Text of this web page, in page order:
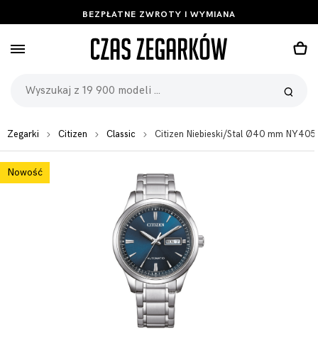
BEZPŁATNE ZWROTY I WYMIANA
Zegarki Citizen Classic Citizen Niebieski/Stal Ø40 mm
Nowość